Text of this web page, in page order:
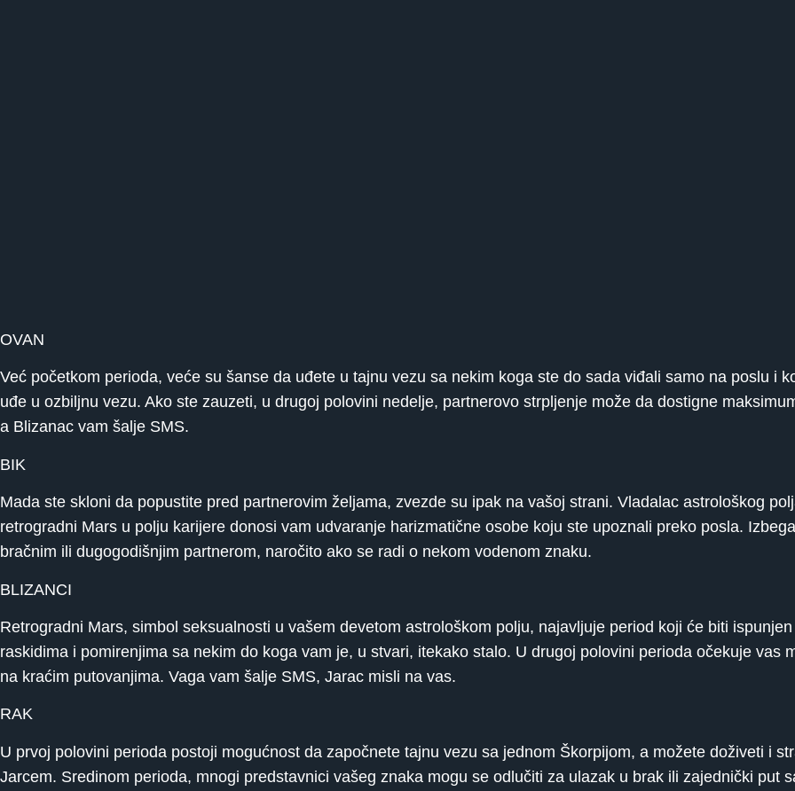
OVAN
Već početkom perioda, veće su šanse da uđete u tajnu vezu sa nekim koga ste do sada viđali samo na poslu i
uđe u ozbiljnu vezu. Ako ste zauzeti, u drugoj polovini nedelje, partnerovo strpljenje može da dostigne
a Blizanac vam šalje SMS.
BIK
Mada ste skloni da popustite pred partnerovim željama, zvezde su ipak na vašoj strani. Vladalac astrološkog
retrogradni Mars u polju karijere donosi vam udvaranje harizmatične osobe koju ste upoznali preko posla.
bračnim ili dugogodišnjim partnerom, naročito ako se radi o nekom vodenom znaku.
BLIZANCI
Retrogradni Mars, simbol seksualnosti u vašem devetom astrološkom polju, najavljuje period koji će biti
raskidima i pomirenjima sa nekim do koga vam je, u stvari, itekako stalo. U drugoj polovini perioda očekuje vas
na kraćim putovanjima. Vaga vam šalje SMS, Jarac misli na vas.
RAK
U prvoj polovini perioda postoji mogućnost da započnete tajnu vezu sa jednom Škorpijom, a možete doživeti i
Jarcem. Sredinom perioda, mnogi predstavnici vašeg znaka mogu se odlučiti za ulazak u brak ili zajednički put